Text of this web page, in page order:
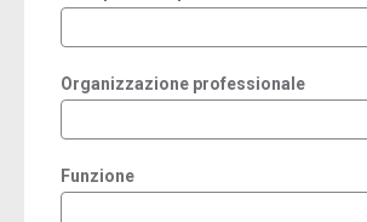
Organizzazione professionale
Funzione